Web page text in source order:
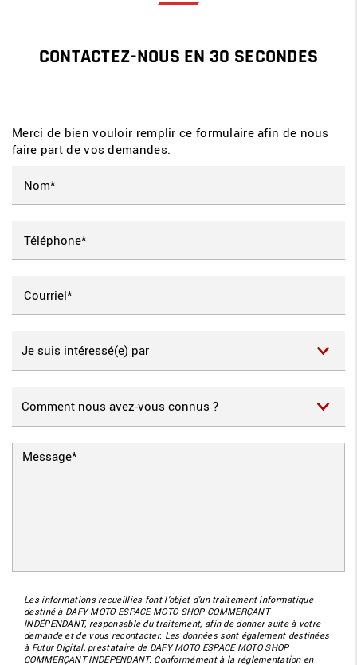
CONTACTEZ-NOUS EN 30 SECONDES
Merci de bien vouloir remplir ce formulaire afin de nous
faire part de vos demandes.
Les informations recueillies font l’objet d’un traitement informatique
destiné àDAFY MOTO ESPACE MOTO SHOP COMMERÇANT
INDÉPENDANT, responsable du traitement, afin de donner suite à votre
demande et de vous recontacter. Les données sont également destinées
à Futur Digital, prestataire de DAFY MOTO ESPACE MOTO SHOP
COMMERÇANT INDÉPENDANT. Conformément à la réglementation en